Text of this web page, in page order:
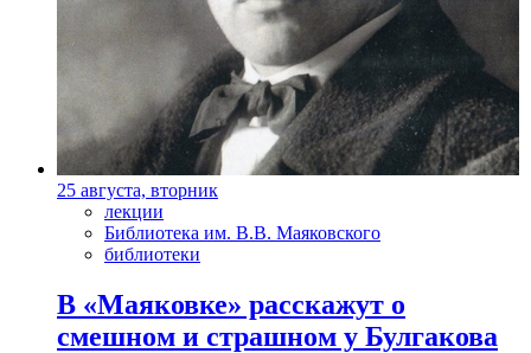
25 августа, вторник
лекции
Библиотека им. В.В. Маяковского
библиотеки
В «Маяковке» расскажут о
смешном и страшном у Булгакова